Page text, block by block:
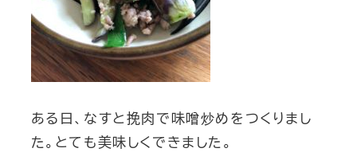
ある日、なすと挽肉で味噌炒めをつくりまし
た。とても美味しくできました。